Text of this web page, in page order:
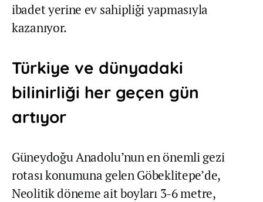
ibadet yerine ev sahipliği yapmasıyla
kazanıyor.
Türkiye ve dünyadaki
bilinirliği her geçen gün
artıyor
Güneydoğu Anadolu’nun en önemli gezi
rotası konumuna gelen Göbeklitepe’de,
Neolitik döneme ait boyları 3-6 metre,